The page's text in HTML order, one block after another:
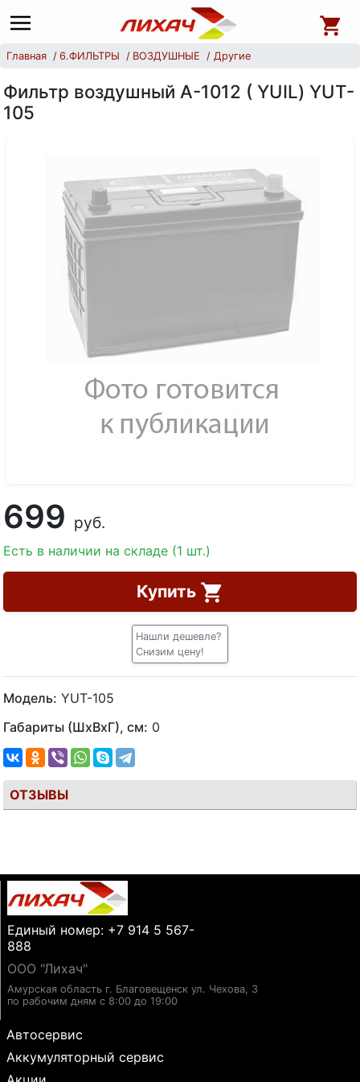
Главная 6.ФИЛЬТРЫ ВОЗДУШНЫЕ Другие
Фильтр воздушный А-1012 ( YUIL) YUT-
105
699 руб.
Есть в наличии на складе (1 шт.)
Купить
Нашли дешевле?
Снизим цену!
Модель: YUT-105
Габариты (ШхВхГ), см: 0
ОТЗЫВЫ
Единый номер: +7 914 5 567-
888
ООО "Лихач"
Амурская область г. Благовещенск ул. Чехова, 3
по рабочим дням с 8:00 до 19:00
Автосервис
Аккумуляторный сервис